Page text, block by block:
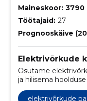
Maineskoor: 3790
Töötajaid: 27
Prognooskäive
Elektrivõrkude
Osutame
ja hilisema
ühendamise.
elektrivõrkude